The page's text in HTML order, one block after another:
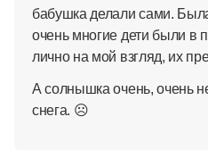
бабушка делали сами.
очень многие дети были в
лично на мой взгляд, их
А солнышка очень, очень
снега. ☹